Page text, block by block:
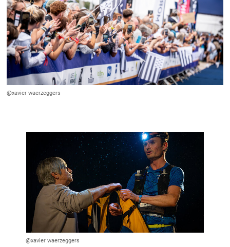
@xavier waerzeggers
@xavier waerzeggers